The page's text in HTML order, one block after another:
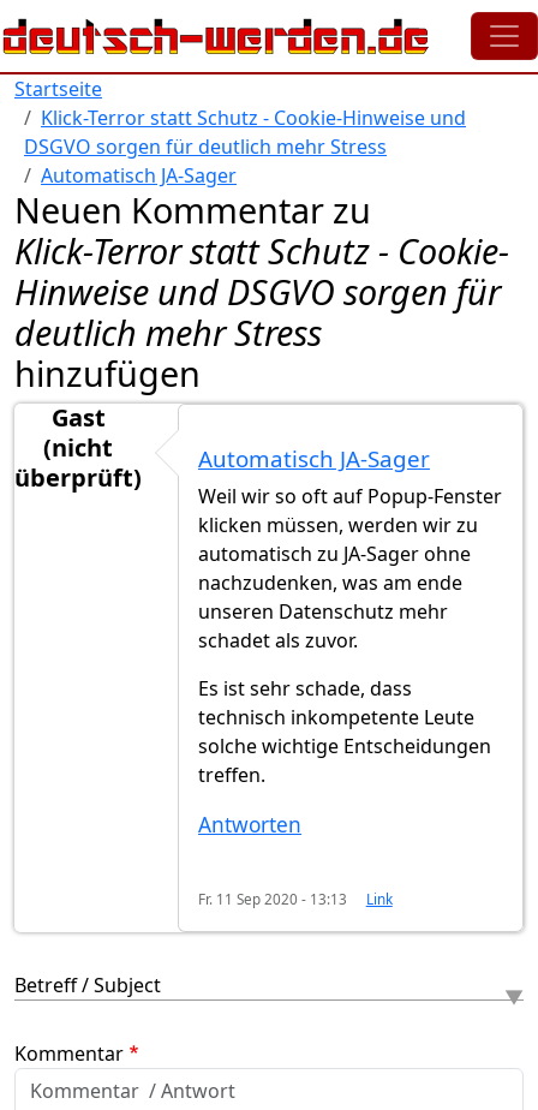
Direkt zum Inhalt
Startseite
Klick-Terror statt Schutz - Cookie-Hinweise und
DSGVO sorgen für deutlich mehr Stress
Automatisch JA-Sager
Neuen Kommentar zu
Klick-Terror statt Schutz - Cookie-
Hinweise und DSGVO sorgen für
deutlich mehr Stress
hinzufügen
Gast
(nicht
überprüft)
Automatisch JA-Sager
Weil wir so oft auf Popup-Fenster
klicken müssen, werden wir zu
automatisch zu JA-Sager ohne
nachzudenken, was am ende
unseren Datenschutz mehr
schadet als zuvor.
Es ist sehr schade, dass
technisch inkompetente Leute
solche wichtige Entscheidungen
treffen.
Antworten
Fr. 11 Sep 2020 - 13:13 Link
Betreff / Subject
Kommentar